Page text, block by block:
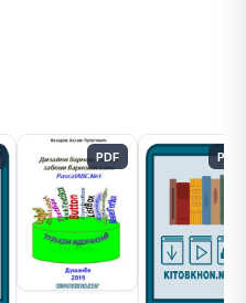
PDF PDF